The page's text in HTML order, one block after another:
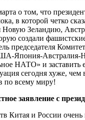
о том, что
в которой четко
Новую Зеландию,
создали
председателя
Япония-Австралия-
НАТО» и
сегодня хуже,
по всему миру!
заявление с
Китая и России